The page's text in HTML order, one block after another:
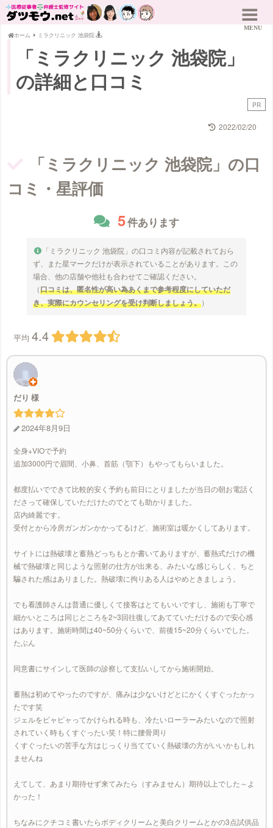
ホーム ミラクリニック 池袋院
「ミラクリニック 池袋院」
の詳細と口コミ
PR
2022/02/20
「ミラクリニック 池袋院」の口
コミ・星評価
5件あります
「ミラクリニック 池袋院」の口コミ内容が記載されておら
ず、また星マークだけが表示されていることがあります。この
場合、他の店舗や他社も合わせてご確認ください。
（口コミは、匿名性が高い為あくまで参考程度にしていただ
き、実際にカウンセリングを受け判断しましょう。）
平均4.4
だり
2024年8月9日
全身+VIOで予約
追加3000円で眉間、小鼻、首筋（顎下）もやってもらいました。
都度払いでできて比較的安く予約も前日にとりましたが当日の朝お電話く
ださって確保していただけたのでとても助かりました。
店内綺麗です。
受付とから冷房ガンガンかかってるけど、施術室は暖かくしてあります。
サイトには熱破壊と蓄熱どっちもとか書いてありますが、蓄熱式だけの機
械で熱破壊と同じような照射の仕方が出来る、みたいな感じらしく、ちと
騙された感はありました。熱破壊に拘りある人はやめときましょう。
でも看護師さんは普通に優しくて接客はとてもいいですし、施術も丁寧で
細かいところは同じところを2~3回往復してあてていただけるので安心感
はあります。施術時間は40~50分くらいで、前後15~20分くらいでした。
たぶん
同意書にサインして医師の診察して支払いしてから施術開始。
蓄熱は初めてやったのですが、痛みは少ないけどとにかくくすぐったかっ
たです笑
ジェルをピャピャってかけられる時も、冷たいローラーみたいなので照射
されていく時もくすぐったい笑！特に腰骨周り
くすぐったいの苦手な方はじっくり当てていく熱破壊の方がいいかもしれ
ませんね
えてして、あまり期待せず来てみたら（すみません）期待以上でした～よ
かった！
ちなみにクチコミ書いたらボディクリームと美白クリームとかの3点試供品